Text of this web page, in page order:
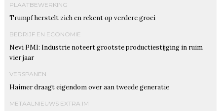
PLAATBEWERKING
Trumpf herstelt zich en rekent op verdere groei
BEDRIJF EN ECONOMIE
Nevi PMI: Industrie noteert grootste productiestijging in ruim
vier jaar
VERSPANEN
Haimer draagt eigendom over aan tweede generatie
METAALNIEUWS EXTRA IM